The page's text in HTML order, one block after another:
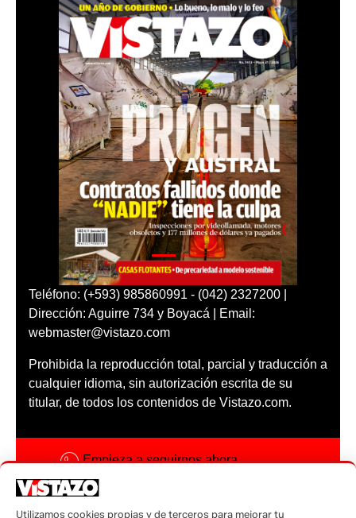
Teléfono: (+593) 985860991 - (042) 2327200 |
Dirección: Aguirre 734 y Boyacá | Email:
webmaster@vistazo.com
Prohibida la reproducción total, parcial y traducción a
cualquier idioma, sin autorización escrita de su
titular, de todos los contenidos de Vistazo.com.
Empieza a seguirnos ahora
Utilizamos cookies propias y de terceros para mejorar tu